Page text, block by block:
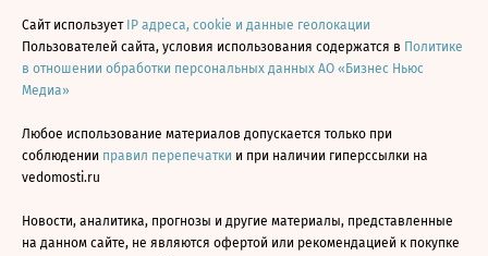
Сайт использует IP адреса, cookie и данные геолокации
Пользователей сайта, условия использования содержатся в Политике
в отношении обработки персональных данных АО «Бизнес Ньюс
Медиа»
Любое использование материалов допускается только при
соблюдении правил перепечатки и при наличии гиперссылки на
vedomosti.ru
Новости, аналитика, прогнозы и другие материалы, представленные
на данном сайте, не являются офертой или рекомендацией к покупке